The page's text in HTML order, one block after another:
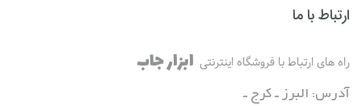
ارتباط با ما
راه های ارتباط با فروشگاه اینترنتی ابزار جاب
آدرس: البرز ـ کرج ـ